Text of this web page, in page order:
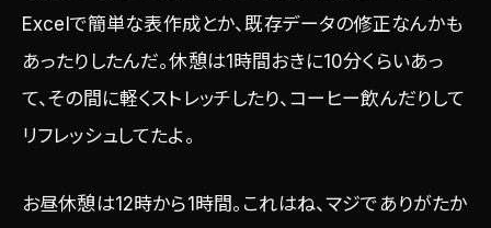
Excelで簡単な表作成とか、既存データの修正なんかも
あったりしたんだ。休憩は1時間おきに10分くらいあっ
て、その間に軽くストレッチしたり、コーヒー飲んだりして
リフレッシュしてたよ。
お昼休憩は12時から1時間。これはね、マジでありがたか